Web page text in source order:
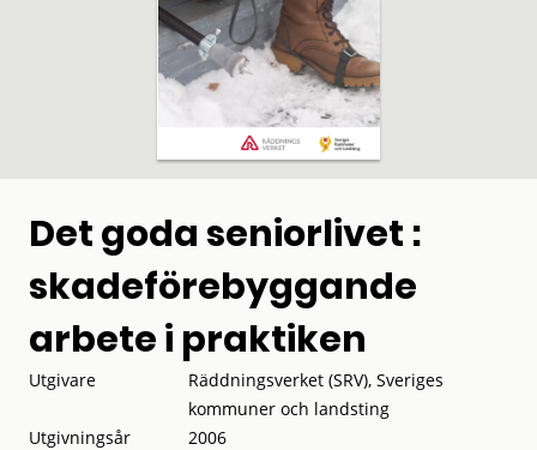
Det goda seniorlivet :
skadeförebyggande
arbete i praktiken
Utgivare
Räddningsverket (SRV), Sveriges
kommuner och landsting
Utgivningsår
2006